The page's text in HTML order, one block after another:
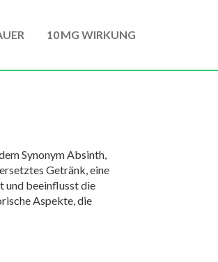
10 MG WIRKUNG
SynonymAbsinth,
Getränk, eine
und beeinflusst die
Aspekte, die